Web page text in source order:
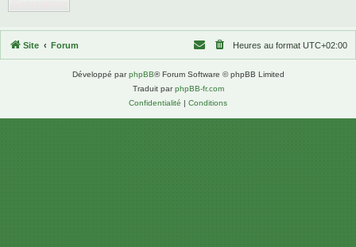
Site Forum Heures au format UTC+02:00
Développé parphpBB® Forum Software © phpBB Limited
Traduit parphpBB-fr.com
Confidentialité | Conditions